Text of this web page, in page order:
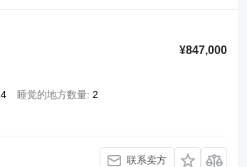
¥847,000
4 睡觉的地方数量 2
联系卖方